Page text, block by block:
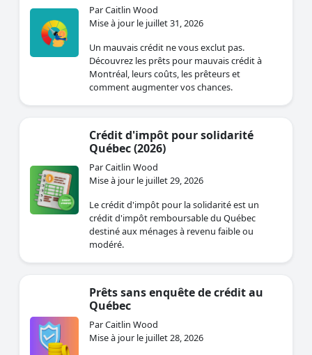
Par Caitlin Wood
Mise à jour le juillet 31, 2026
Un mauvais crédit ne vous exclut pas.
Découvrez les prêts pour mauvais crédit à
Montréal, leurs coûts, les prêteurs et
comment augmenter vos chances.
Crédit d'impôt pour solidarité
Québec (2026)
Par Caitlin Wood
Mise à jour le juillet 29, 2026
Le crédit d'impôt pour la solidarité est un
crédit d'impôt remboursable du Québec
destiné aux ménages à revenu faible ou
modéré.
Prêts sans enquête de crédit au
Québec
Par Caitlin Wood
Mise à jour le juillet 28, 2026